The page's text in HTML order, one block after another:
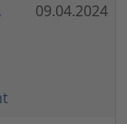
09.04.2024